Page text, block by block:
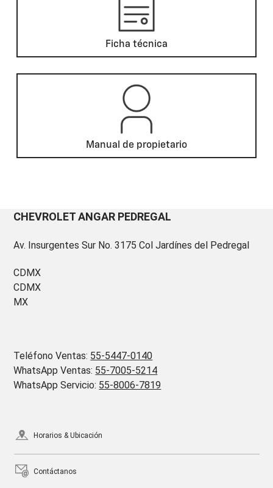
Ficha técnica
Manual de propietario